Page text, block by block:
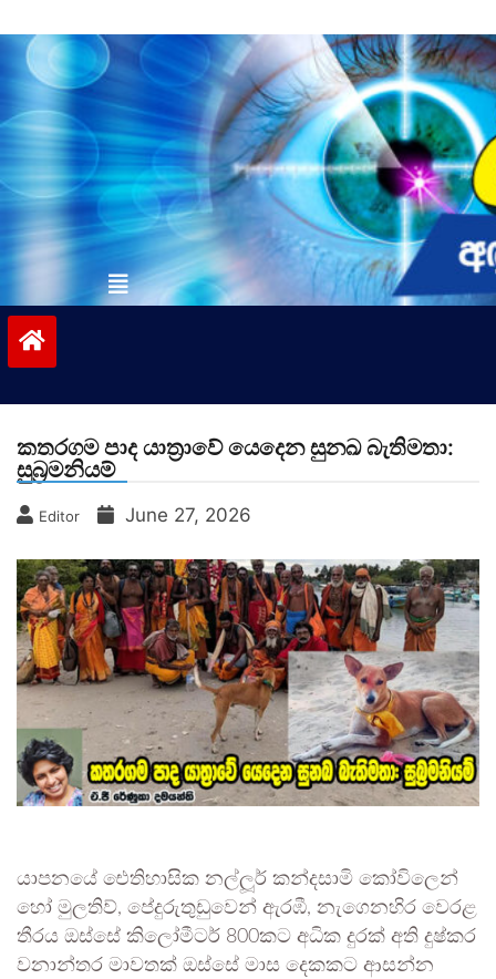
to
contentvinivida.lk
කතරගම පාද යාත්‍රාවේ යෙදෙන සුනඛ බැතිමතා:
සුබ්‍රමනියම්
Editor June 27, 2026
යාපනයේ ඓතිහාසික නල්ලූර් කන්දසාමි කෝවිලෙන්
හෝ මුලතිව්, පේදුරුතුඩුවෙන් ඇරඹී, නැගෙනහිර වෙරළ
තීරය ඔස්සේ කිලෝමීටර් 800කට අධික දුරක් අති දුෂ්කර
වනාන්තර මාවතක් ඔස්සේ මාස දෙකකට ආසන්න